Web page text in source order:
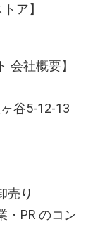
ア】
会社概要】
谷5-12-13
売り
・PR のコン